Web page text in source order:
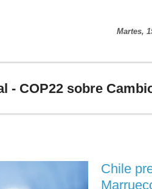
Martes,
- COP22 sobre
Chile